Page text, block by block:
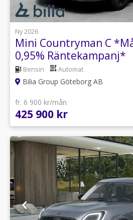
1
Ny 2026
Mini Countryman C
0,95% Räntekampanj*
Bensin Automat
Bilia Group Göteborg AB
fr. 6 900 kr/mån
425 900 kr